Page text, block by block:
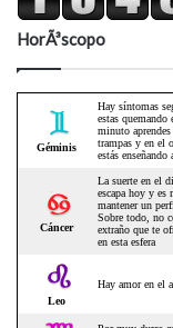
HorÃ³scopo